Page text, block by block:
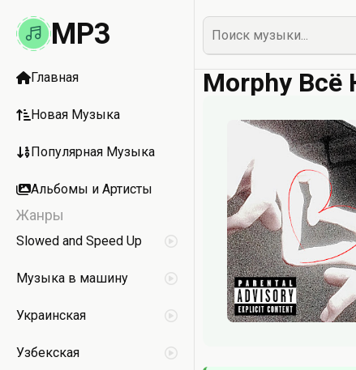
MP3
Главная
Новая Музыка
Популярная Музыка
Альбомы и Артисты
Жанры
Slowed and Speed Up
Музыка в машину
Украинская
Узбекская
Morphy Всё